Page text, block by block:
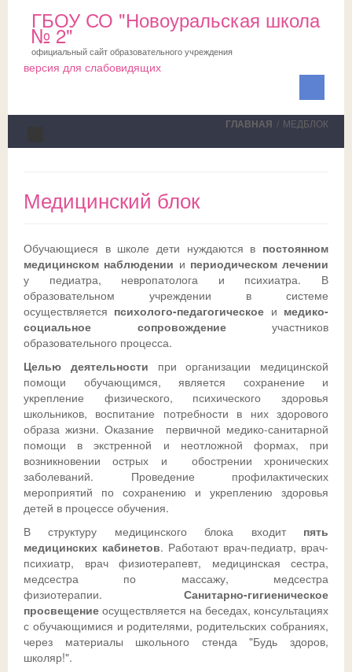
ГБОУ СО "Новоуральская школа
№ 2"
официальный сайт образовательного учреждения
версия для слабовидящих
Школа
Новости
Официально
СМИ о нас
Дни открытых дверей
Планы
Актуально
Исполнение законодательства
Общешкольные
Коллектив
Профсоюз
Доска почета
История
Традиции
Музей
Антикоррупционные мероприятия
Дорожная безопасность
Успехи
Документы на ПМПК
Рекомендации ПМПК для целей ГИА
Медблок
Обучающимся
Трудовой отряд
Команда волонтеров
Совет обучающихся
Телефон доверия
ГИА-2026
Допобразование
ВПР
Школьный спортклуб
Школьный театр
Родителям
Школьная служба примирения
Безопасность детей в летний период
НОКО
Ссылки
ДИСТАНТ
СФЕРУМ - sferum.ru
ЦОК - educont.ru
ВК
ГЛАВНАЯ / МЕДБЛОК
Медицинский блок
Обучающиеся в школе дети нуждаются в постоянном
медицинском наблюдении и периодическом лечении
у педиатра, невропатолога и психиатра. В
образовательном учреждении в системе
осуществляется психолого-педагогическое и медико-
социальное сопровождение участников
образовательного процесса.
Целью деятельности при организации медицинской
помощи обучающимся, является сохранение и
укрепление физического, психического здоровья
школьников, воспитание потребности в них здорового
образа жизни. Оказание первичной медико-санитарной
помощи в экстренной и неотложной формах, при
возникновении острых и обострении хронических
заболеваний. Проведение профилактических
мероприятий по сохранению и укреплению здоровья
детей в процессе обучения.
В структуру медицинского блока входит пять
медицинских кабинетов. Работают врач-педиатр, врач-
психиатр, врач физиотерапевт, медицинская сестра,
медсестра по массажу, медсестра
физиотерапии. Санитарно-гигиеническое
просвещение осуществляется на беседах, консультациях
с обучающимися и родителями, родительских собраниях,
через материалы школьного стенда "Будь здоров,
школяр!".